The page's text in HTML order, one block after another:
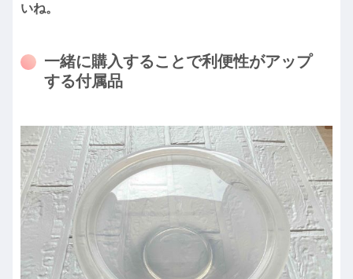
いね。
一緒に購入することで利便性がアップ
する付属品